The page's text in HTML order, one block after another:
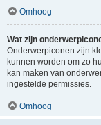
Omhoog
Wat zijn
Onderwerpiconen zijn
kunnen worden om zo
kan maken van
ingestelde permissies.
Omhoog